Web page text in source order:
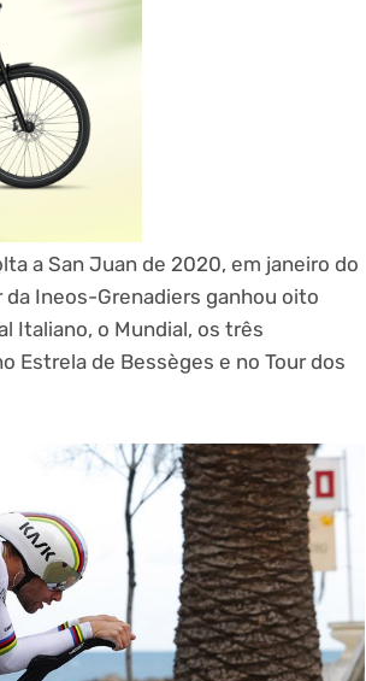
a San Juan de 2020, em janeiro do
Ineos-Grenadiers ganhou oito
Italiano, o Mundial, os três
Estrela de Bessèges e no Tour dos